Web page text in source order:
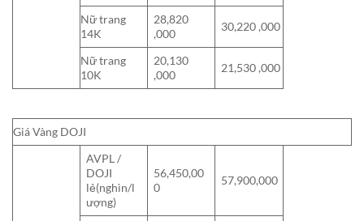
Nữ trang
14K
28,820
,000
30,220 ,000
Nữ trang
10K
20,130
,000
21,530 ,000
Giá Vàng DOJI
AVPL /
DOJI
lẻ(nghìn/l
ượng)
56,450,00
0
57,900,000